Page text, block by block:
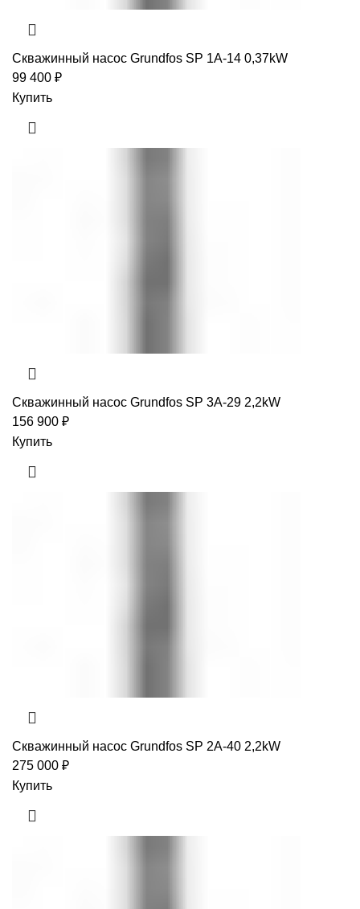
Скважинный насос Grundfos SP 1A-14 0,37kW
99 400 ₽
Купить
Скважинный насос Grundfos SP 3A-29 2,2kW
156 900 ₽
Купить
Скважинный насос Grundfos SP 2A-40 2,2kW
275 000 ₽
Купить